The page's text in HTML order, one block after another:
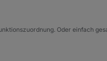
Oder einfach